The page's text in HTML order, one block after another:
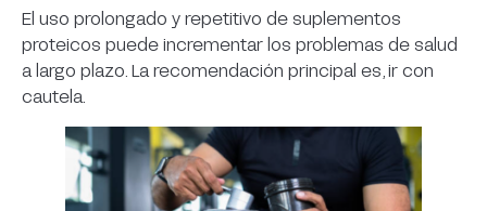
El uso prolongado y repetitivo de suplementos
proteicos puede incrementar los problemas de salud
a largo plazo. La recomendación principal es, ir con
cautela.